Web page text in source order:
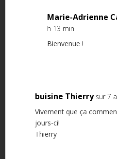
Marie-Adrienne
h 13 min
Bienvenue !
buisine Thierry sur 7
Vivement que ça
jours-ci!
Thierry